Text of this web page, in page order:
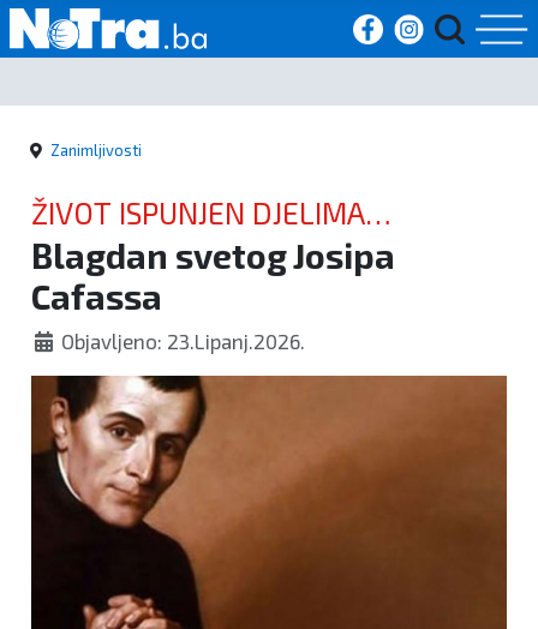
Početna
Vijesti
Sport
Kultura
Crna
kronika
Politika
Zanimljivosti
Zanimljivosti
ŽIVOT ISPUNJEN DJELIMA
NEOBIČNE SVEĆENIČKE REVNOSTI
Blagdan svetog Josipa
Cafassa
Objavljeno: 23.Lipanj.2026.